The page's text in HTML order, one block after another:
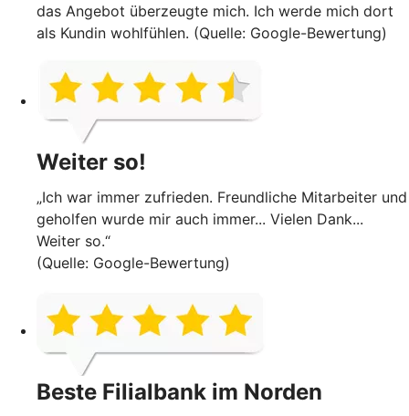
das Angebot überzeugte mich. Ich werde mich dort
als Kundin wohlfühlen. (Quelle: Google-Bewertung)
Weiter so!
„Ich war immer zufrieden. Freundliche Mitarbeiter und
geholfen wurde mir auch immer... Vielen Dank...
Weiter so.“
(Quelle: Google-Bewertung)
Beste Filialbank im Norden